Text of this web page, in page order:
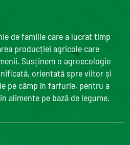
de familie care a lucrat timp
producției agricole care
Susținem o agroecologie
orientată spre viitor și
pe câmp în farfurie, pentru a
alimente pe bază de legume.